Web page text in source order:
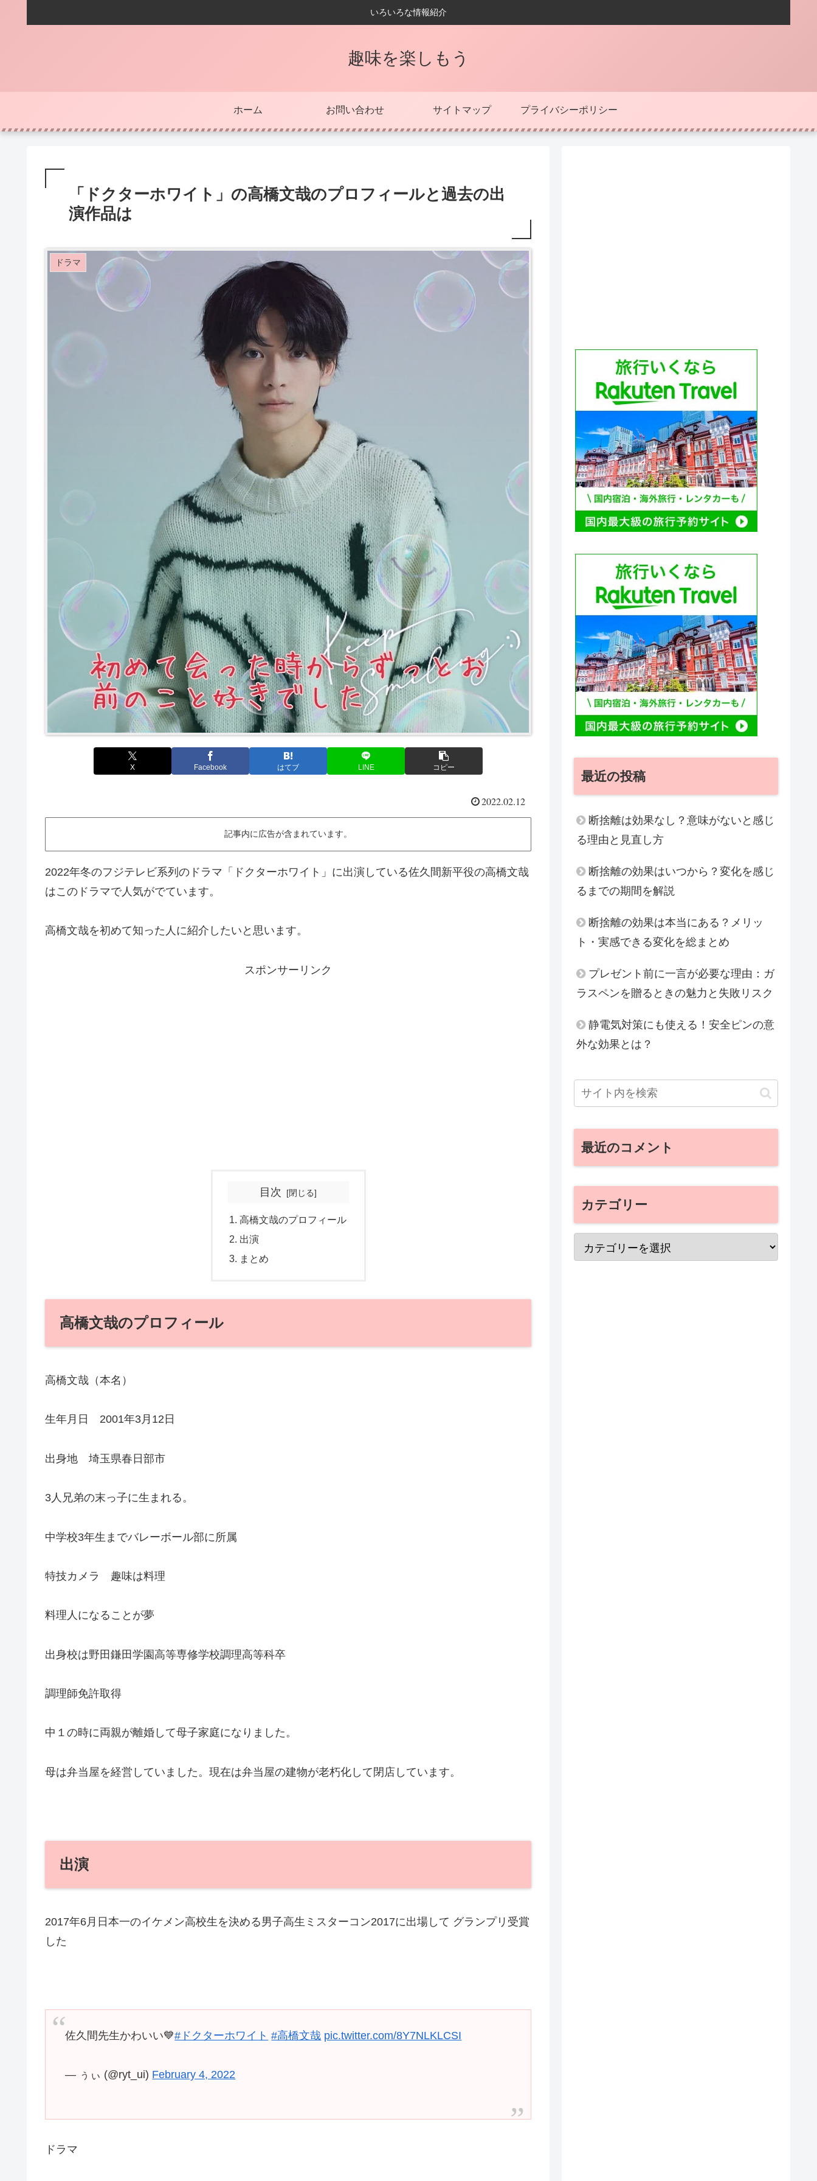
いろいろな情報紹介
趣味を楽しもう
ホーム お問い合わせ サイトマップ プライバシーポリシー
「ドクターホワイト」の高橋文哉のプロフィールと過去の出
演作品は
ドラマ
X Facebook はてブ LINE コピー
2022.02.12
記事内に広告が含まれています。
2022年冬のフジテレビ系列のドラマ「ドクターホワイト」に出演している佐久間新平役の高橋文哉
はこのドラマで人気がでています。
高橋文哉を初めて知った人に紹介したいと思います。
スポンサーリンク
目次
高橋文哉のプロフィール
出演
まとめ
高橋文哉のプロフィール
高橋文哉（本名）
生年月日 2001年3月12日
出身地 埼玉県春日部市
3人兄弟の末っ子に生まれる。
中学校3年生までバレーボール部に所属
特技カメラ 趣味は料理
料理人になることが夢
出身校は野田鎌田学園高等専修学校調理高等科卒
調理師免許取得
中１の時に両親が離婚して母子家庭になりました。
母は弁当屋を経営していました。現在は弁当屋の建物が老朽化して閉店しています。
出演
2017年6月日本一のイケメン高校生を決める男子高生ミスターコン2017に出場して グランプリ受賞
した
佐久間先生かわいい💙#ドクターホワイト #高橋文哉 pic.twitter.com/8Y7NLKLCSI
— ぅぃ (@ryt_ui) February 4, 2022
ドラマ
最近の投稿
断捨離は効果なし？意味がないと感じ
る理由と見直し方
断捨離の効果はいつから？変化を感じ
るまでの期間を解説
断捨離の効果は本当にある？メリッ
ト・実感できる変化を総まとめ
プレゼント前に一言が必要な理由：ガ
ラスペンを贈るときの魅力と失敗リスク
静電気対策にも使える！安全ピンの意
外な効果とは？
最近のコメント
カテゴリー